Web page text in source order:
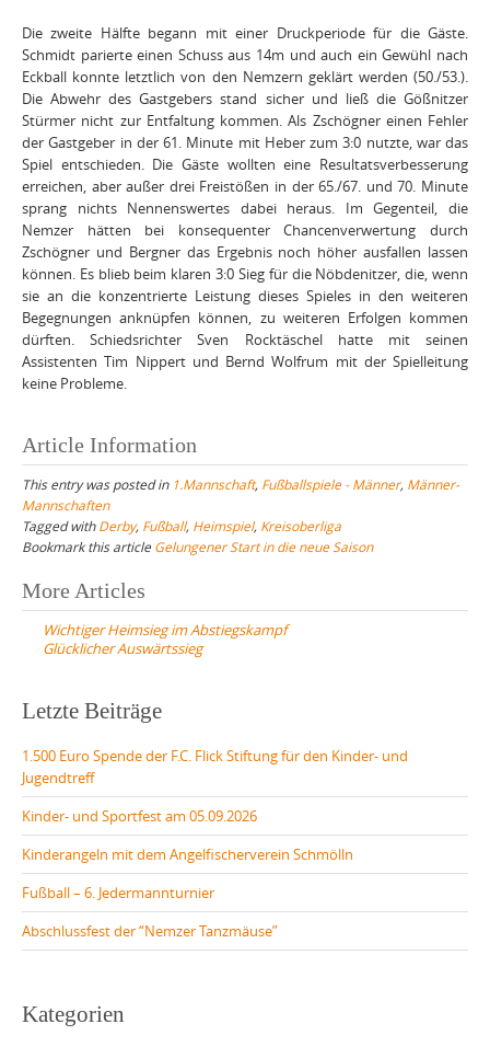
Die zweite Hälfte begann mit einer Druckperiode für die Gäste.
Schmidt parierte einen Schuss aus 14m und auch ein Gewühl nach
Eckball konnte letztlich von den Nemzern geklärt werden (50./53.).
Die Abwehr des Gastgebers stand sicher und ließ die Gößnitzer
Stürmer nicht zur Entfaltung kommen. Als Zschögner einen Fehler
der Gastgeber in der 61. Minute mit Heber zum 3:0 nutzte, war das
Spiel entschieden. Die Gäste wollten eine Resultatsverbesserung
erreichen, aber außer drei Freistößen in der 65./67. und 70. Minute
sprang nichts Nennenswertes dabei heraus. Im Gegenteil, die
Nemzer hätten bei konsequenter Chancenverwertung durch
Zschögner und Bergner das Ergebnis noch höher ausfallen lassen
können. Es blieb beim klaren 3:0 Sieg für die Nöbdenitzer, die, wenn
sie an die konzentrierte Leistung dieses Spieles in den weiteren
Begegnungen anknüpfen können, zu weiteren Erfolgen kommen
dürften. Schiedsrichter Sven Rocktäschel hatte mit seinen
Assistenten Tim Nippert und Bernd Wolfrum mit der Spielleitung
keine Probleme.
Article Information
This entry was posted in 1.Mannschaft, Fußballspiele - Männer, Männer-
Mannschaften
Tagged withDerby, Fußball, Heimspiel, Kreisoberliga
Bookmark this article Gelungener Start in die neue Saison
Post
navigation
More Articles
Wichtiger Heimsieg im Abstiegskampf
Glücklicher Auswärtssieg
Letzte Beiträge
1.500 Euro Spende der F.C. Flick Stiftung für den Kinder- und
Jugendtreff
Kinder- und Sportfest am 05.09.2026
Kinderangeln mit dem Angelfischerverein Schmölln
Fußball – 6. Jedermannturnier
Abschlussfest der “Nemzer Tanzmäuse”
Kategorien